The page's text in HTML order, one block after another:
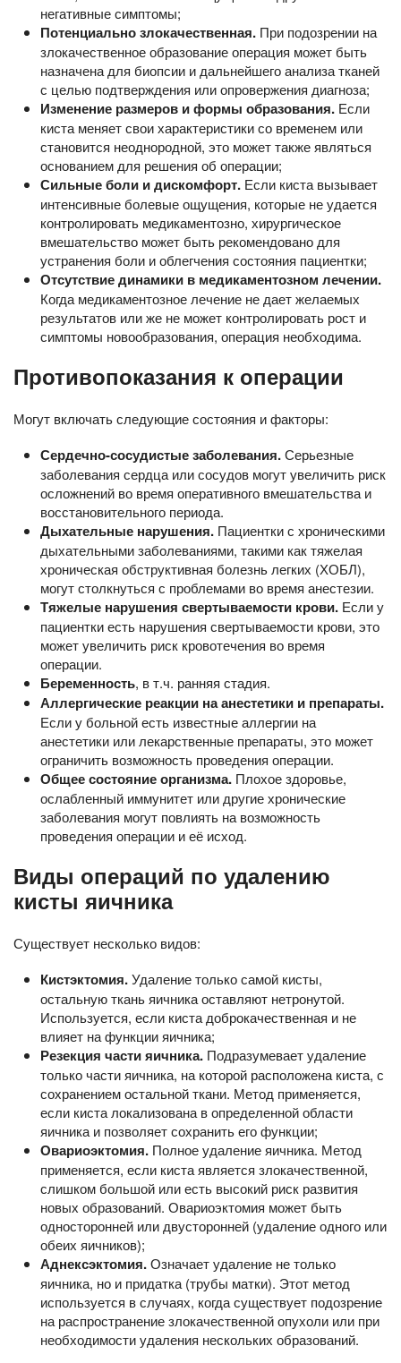
негативные симптомы;
Потенциально злокачественная. При подозрении на
злокачественное образование операция может быть
назначена для биопсии и дальнейшего анализа тканей
с целью подтверждения или опровержения диагноза;
Изменение размеров и формы образования. Если
киста меняет свои характеристики со временем или
становится неоднородной, это может также являться
основанием для решения об операции;
Сильные боли и дискомфорт. Если киста вызывает
интенсивные болевые ощущения, которые не удается
контролировать медикаментозно, хирургическое
вмешательство может быть рекомендовано для
устранения боли и облегчения состояния пациентки;
Отсутствие динамики в медикаментозном лечении.
Когда медикаментозное лечение не дает желаемых
результатов или же не может контролировать рост и
симптомы новообразования, операция необходима.
Противопоказания к операции
Могут включать следующие состояния и факторы:
Сердечно-сосудистые заболевания.Серьезные
заболевания сердца или сосудов могут увеличить риск
осложнений во время оперативного вмешательства и
восстановительного периода.
Дыхательные нарушения. Пациентки с хроническими
дыхательными заболеваниями, такими как тяжелая
хроническая обструктивная болезнь легких (ХОБЛ),
могут столкнуться с проблемами во время анестезии.
Тяжелые нарушения свертываемости крови. Если у
пациентки есть нарушения свертываемости крови, это
может увеличить риск кровотечения во время
операции.
Беременность, в т.ч. ранняя стадия.
Аллергические реакции на анестетики и препараты.
Если у больной есть известные аллергии на
анестетики или лекарственные препараты, это может
ограничить возможность проведения операции.
Общее состояние организма. Плохое здоровье,
ослабленный иммунитет или другие хронические
заболевания могут повлиять на возможность
проведения операции и её исход.
Виды операций по удалению
кисты яичника
Существует несколько видов:
Кистэктомия.Удаление только самой кисты,
остальную ткань яичника оставляют нетронутой.
Используется, если киста доброкачественная и не
влияет на функции яичника;
Резекция части яичника. Подразумевает удаление
только части яичника, на которой расположена киста, с
сохранением остальной ткани. Метод применяется,
если киста локализована в определенной области
яичника и позволяет сохранить его функции;
Овариоэктомия. Полное удаление яичника. Метод
применяется, если киста является злокачественной,
слишком большой или есть высокий риск развития
новых образований. Овариоэктомия может быть
односторонней или двусторонней (удаление одного или
обеих яичников);
Аднексэктомия.Означает удаление не только
яичника, но и придатка (трубы матки). Этот метод
используется в случаях, когда существует подозрение
на распространение злокачественной опухоли или при
необходимости удаления нескольких образований.